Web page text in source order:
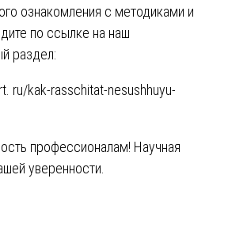
ознакомления с методиками и
по ссылке на наш
раздел:
ru/kak-rasschitat-nesushhuyu-
профессионалам! Научная
уверенности.